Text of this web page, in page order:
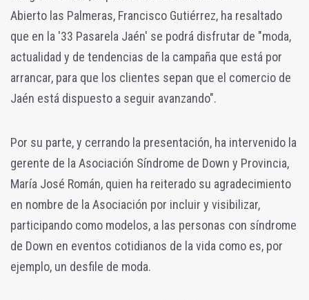
Abierto las Palmeras, Francisco Gutiérrez, ha resaltado
que en la '33 Pasarela Jaén' se podrá disfrutar de "moda,
actualidad y de tendencias de la campaña que está por
arrancar, para que los clientes sepan que el comercio de
Jaén está dispuesto a seguir avanzando".
Por su parte, y cerrando la presentación, ha intervenido la
gerente de la Asociación Síndrome de Down y Provincia,
María José Román, quien ha reiterado su agradecimiento
en nombre de la Asociación por incluir y visibilizar,
participando como modelos, a las personas con síndrome
de Down en eventos cotidianos de la vida como es, por
ejemplo, un desfile de moda.